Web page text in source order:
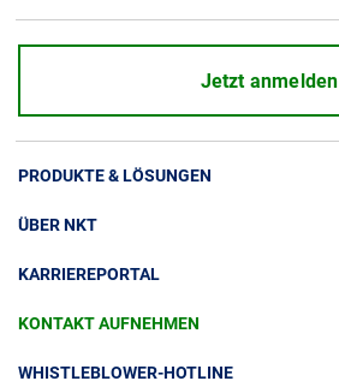
Produktion
Einkauf
Jetzt anmelden
PRODUKTE & LÖSUNGEN
Hochspannung
Kabelgarnituren
Mittelspannungskabel
Niederspannungskabel
ÜBER NKT
News & Presse
Unsere Geschichte
Investoren
KARRIEREPORTAL
KONTAKT AUFNEHMEN
WHISTLEBLOWER-HOTLINE